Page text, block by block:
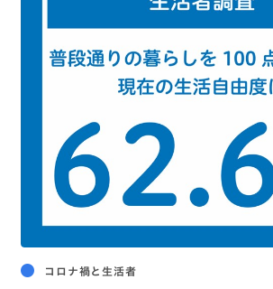
コロナ禍と生活者